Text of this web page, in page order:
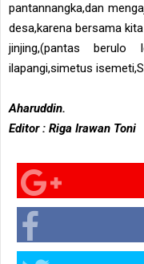
pantannangka,dan
desa,karena bersama
jinjing,(pantas berulo
ilapangi,simetus
Aharuddin.
Editor : Riga Irawan Toni